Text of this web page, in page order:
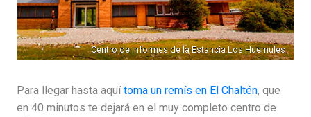
Centro de informes de la Estancia Los Huemules
Para llegar hasta aquítoma un remís en El Chaltén, que
en 40 minutos te dejará en el muy completo centro de